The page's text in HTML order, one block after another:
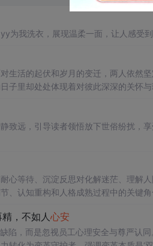
为我洗衣，展现温柔一面，让人感受到
生活的起伏和岁月的变迁，两人依然
子里却处处体现着对彼此深深的关怀与
致远，引导读者领悟放下世俗纷扰，
心等待、沉淀反思对化解迷茫、理解
、认知重构和人格成熟过程中的关键
，不如人心安
陷，而是忽视员工心理安全与尊严认同